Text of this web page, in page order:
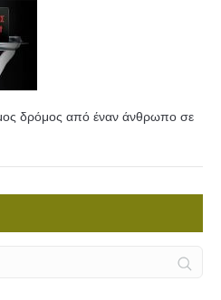
δρόμος από έναν άνθρωπο σε